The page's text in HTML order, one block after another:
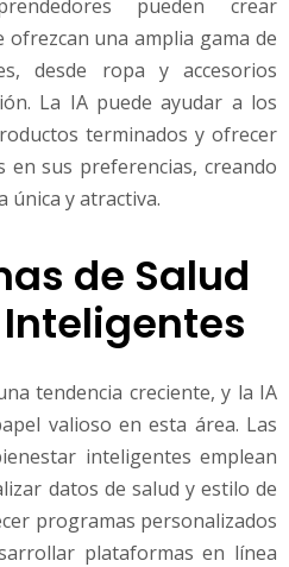
pueden crear
ofrezcan una amplia gama de
desde ropa y accesorios
La IA puede ayudar a los
terminados y ofrecer
en sus preferencias, creando
única y atractiva.
de Salud
tendencia creciente, y la IA
valioso en esta área. Las
inteligentes emplean
datos de salud y estilo de
programas personalizados
plataformas en línea